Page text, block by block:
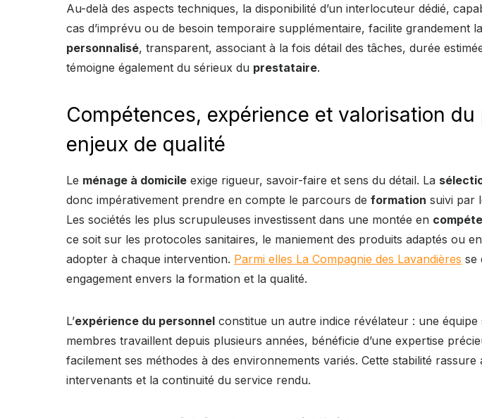
Au-delà des aspects techniques, la disponibilité d’un interlocuteur dédié,
cas d’imprévu ou de besoin temporaire supplémentaire, facilite grandement
personnalisé, transparent, associant à la fois détail des tâches, durée
témoigne également du sérieux du prestataire.
Compétences, expérience et valorisation du
enjeux de qualité
Le ménage à domicile exige rigueur, savoir-faire et sens du détail. La
donc impérativement prendre en compte le parcours de formation suivi par
Les sociétés les plus scrupuleuses investissent dans une montée en
ce soit sur les protocoles sanitaires, le maniement des produits adaptés ou
adopter à chaque intervention. Parmi elles La Compagnie des Lavandières se
engagement envers la formation et la qualité.
L’expérience du personnel constitue un autre indice révélateur : une
membres travaillent depuis plusieurs années, bénéficie d’une expertise
facilement ses méthodes à des environnements variés. Cette stabilité rassure
intervenants et la continuité du service rendu.